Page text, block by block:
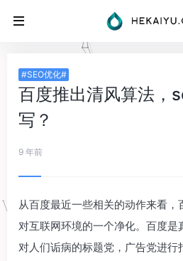
#SEO优化#
百度推出清风算法，
写？
9 年前
从百度最近一些相关的动作来看，
对互联网环境的一个净化。 百度是
对人们诟病的标题党，广告党进行